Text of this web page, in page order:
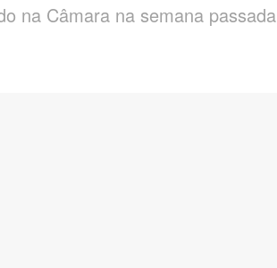
na Câmara na semana passada